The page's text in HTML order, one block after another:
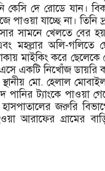
দে রোডে যান।
যাচ্ছে না। তিনি
সামনে খেলতে বের
মহল্লার অলি-গলিতে
মাইকিং করে ছেলেকে
একটি নিখোঁজ ডায়রি
মো. হেলাল
পানির ট্যাংকে পাওয়া
জরুরি
আরাফের গ্রামের